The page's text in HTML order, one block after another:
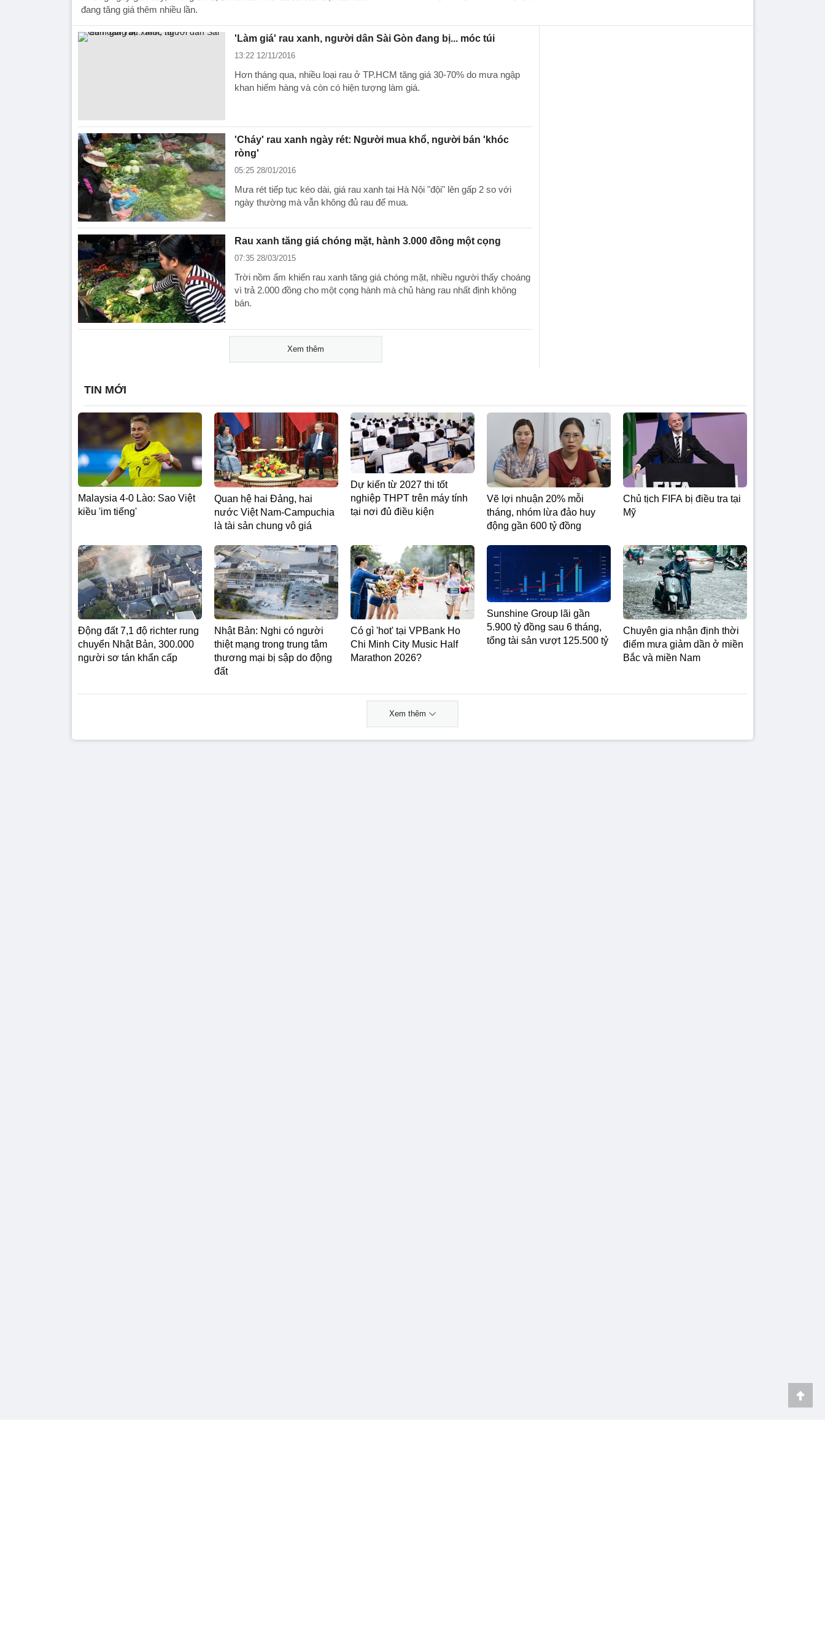
đang tăng giá thêm nhiều lần.
'Làm giá' rau xanh, người dân Sài Gòn đang bị... móc túi
13:22 12/11/2016
Hơn tháng qua, nhiều loại rau ở TP.HCM tăng giá 30-70% do mưa ngập
khan hiếm hàng và còn có hiện tượng làm giá.
'Cháy' rau xanh ngày rét: Người mua khổ, người bán 'khóc
ròng'
05:25 28/01/2016
Mưa rét tiếp tục kéo dài, giá rau xanh tại Hà Nội "đội" lên gấp 2 so với
ngày thường mà vẫn không đủ rau để mua.
Rau xanh tăng giá chóng mặt, hành 3.000 đồng một cọng
07:35 28/03/2015
Trời nồm ẩm khiến rau xanh tăng giá chóng mặt, nhiều người thấy choáng
vì trả 2.000 đồng cho một cọng hành mà chủ hàng rau nhất định không
bán.
Xem thêm
TIN MỚI
Malaysia 4-0 Lào: Sao Việt
kiều 'im tiếng'
Quan hệ hai Đảng, hai
nước Việt Nam-Campuchia
là tài sản chung vô giá ​
Dự kiến từ 2027 thi tốt
nghiệp THPT trên máy tính
tại nơi đủ điều kiện
Vẽ lợi nhuận 20% mỗi
tháng, nhóm lừa đảo huy
động gần 600 tỷ đồng
Chủ tịch FIFA bị điều tra tại
Mỹ
Động đất 7,1 độ richter rung
chuyển Nhật Bản, 300.000
người sơ tán khẩn cấp
Nhật Bản: Nghi có người
thiệt mạng trong trung tâm
thương mại bị sập do động
đất
Có gì 'hot' tại VPBank Ho
Chi Minh City Music Half
Marathon 2026?
Sunshine Group lãi gần
5.900 tỷ đồng sau 6 tháng,
tổng tài sản vượt 125.500 tỷ
Chuyên gia nhận định thời
điểm mưa giảm dần ở miền
Bắc và miền Nam
Xem thêm